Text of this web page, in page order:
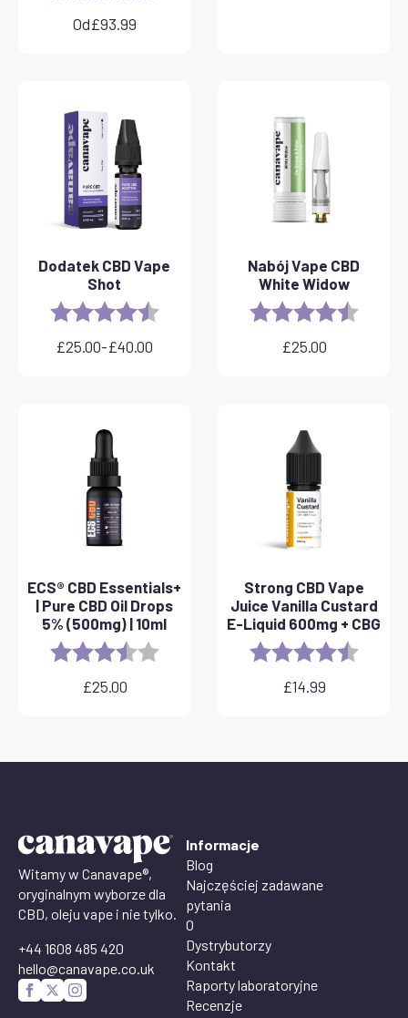
Od£93.99
Dodatek CBD Vape
Shot
Rating: 4.8 out of 5 stars
£25.00-£40.00
Zakres
do
£40.00
Nabój Vape CBD
White Widow
Rating: 4.6 out
£25.00
ECS® CBD Essentials+
| Pure CBD Oil Drops
5% (500mg) | 10ml
Rating: 3.8 out of 5 stars
£25.00
Strong CBD Vape
Juice Vanilla Custard
E-Liquid 600mg + CBG
Rating: 4.6 out
£14.99
Witamy w Canavape®,
oryginalnym wyborze dla
CBD, oleju vape i nie tylko.
+44 1608 485 420
hello@canavape.co.uk
Informacje
Blog
Najczęściej zadawane
pytania
O
Dystrybutorzy
Kontakt
Raporty laboratoryjne
Recenzje